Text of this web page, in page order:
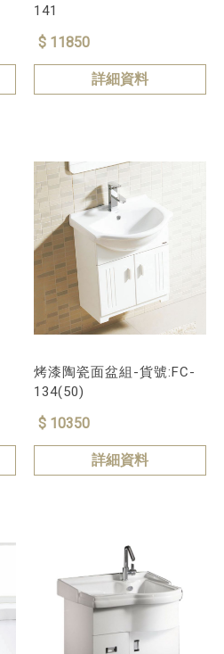
141
$ 11850
詳細資料
烤漆陶瓷面盆組-貨號:FC-
134(50)
$ 10350
詳細資料